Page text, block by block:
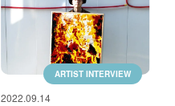
ARTIST INTERVIEW
2022.09.14